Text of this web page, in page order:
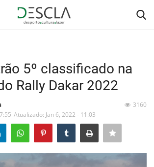
5º classificado na
Rally Dakar 2022
Atualizado: Jan 6, 2022 - 11:03
3160